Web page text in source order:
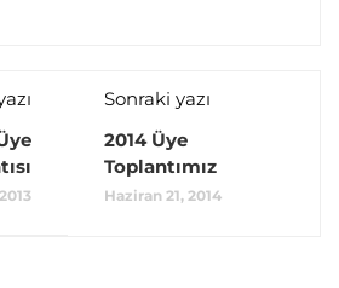
Sonraki yazı
2014 Üye
Toplantımız
Haziran 21, 2014